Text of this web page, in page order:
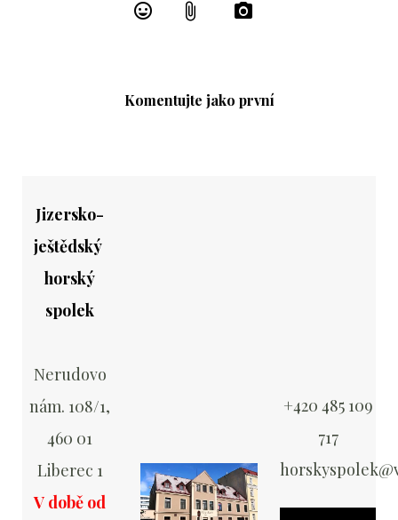
Komentujte jako první
Jizersko-
ještědský
horský
spolek
Nerudovo
nám. 108/1,
460 01
Liberec 1
V době od
+420 485 109
717